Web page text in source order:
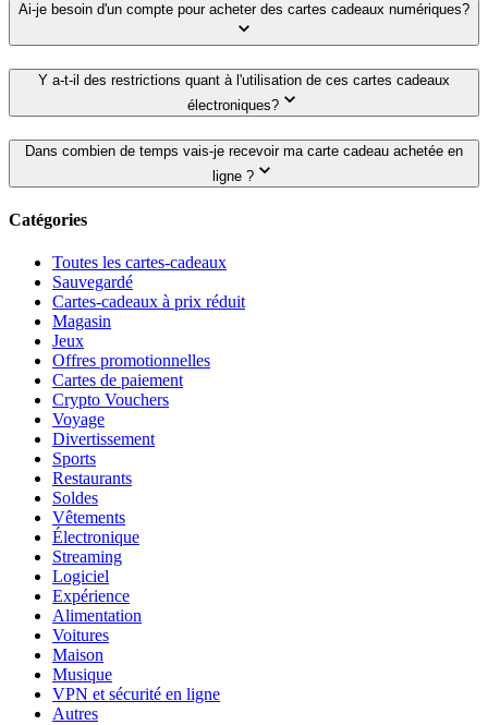
Ai-je besoin d'un compte pour acheter des cartes cadeaux numériques?
Y a-t-il des restrictions quant à l'utilisation de ces cartes cadeaux
électroniques?
Dans combien de temps vais-je recevoir ma carte cadeau achetée en
ligne ?
Catégories
Toutes les cartes-cadeaux
Sauvegardé
Cartes-cadeaux à prix réduit
Magasin
Jeux
Offres promotionnelles
Cartes de paiement
Crypto Vouchers
Voyage
Divertissement
Sports
Restaurants
Soldes
Vêtements
Électronique
Streaming
Logiciel
Expérience
Alimentation
Voitures
Maison
Musique
VPN et sécurité en ligne
Autres